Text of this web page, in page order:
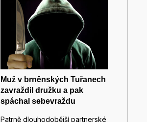
Muž v brněnských Tuřanech
zavraždil družku a pak
spáchal sebevraždu
Patrně dlouhodobější partnerské